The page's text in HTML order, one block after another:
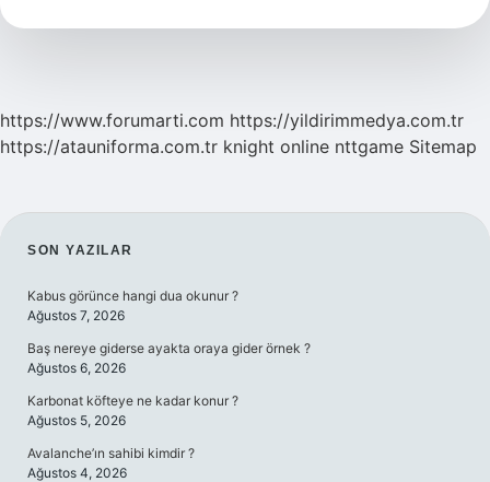
Mi
https://www.forumarti.com https://yildirimmedya.com.tr
https://atauniforma.com.tr knight online nttgame Sitemap
SIDEBAR
SON YAZILAR
Kabus görünce hangi dua okunur ?
Ağustos 7, 2026
Baş nereye giderse ayakta oraya gider örnek ?
Ağustos 6, 2026
Karbonat köfteye ne kadar konur ?
Ağustos 5, 2026
Avalanche’ın sahibi kimdir ?
Ağustos 4, 2026